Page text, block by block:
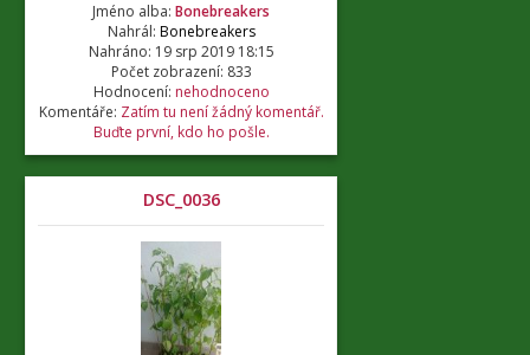
Jméno alba: Bonebreakers
Nahrál: Bonebreakers
Nahráno: 19 srp 2019 18:15
Počet zobrazení: 833
Hodnocení: nehodnoceno
Komentáře: Zatím tu není žádný komentář.
Buďte první, kdo ho pošle.
DSC_0036